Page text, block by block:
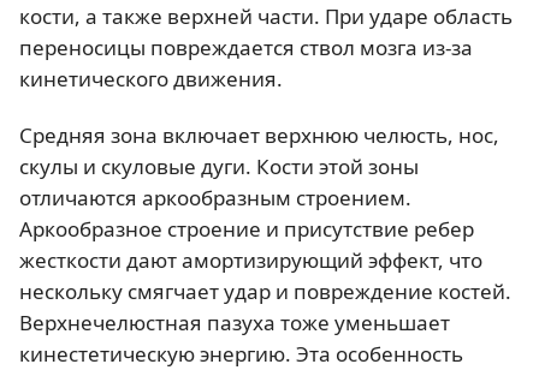
кости, а также верхней части. При ударе область
переносицы повреждается ствол мозга из-за
кинетического движения.
Средняя зона включает верхнюю челюсть, нос,
скулы и скуловые дуги. Кости этой зоны
отличаются аркообразным строением.
Аркообразное строение и присутствие ребер
жесткости дают амортизирующий эффект, что
нескольку смягчает удар и повреждение костей.
Верхнечелюстная пазуха тоже уменьшает
кинестетическую энергию. Эта особенность